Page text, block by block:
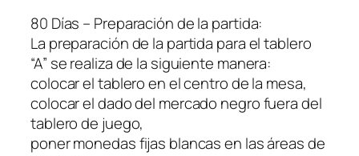
80 Días – Preparación de la partida:
La preparación de la partida para el tablero
“A” se realiza de la siguiente manera:
colocar el tablero en el centro de la mesa,
colocar el dado del mercado negro fuera del
tablero de juego,
poner monedas fijas blancas en las áreas de